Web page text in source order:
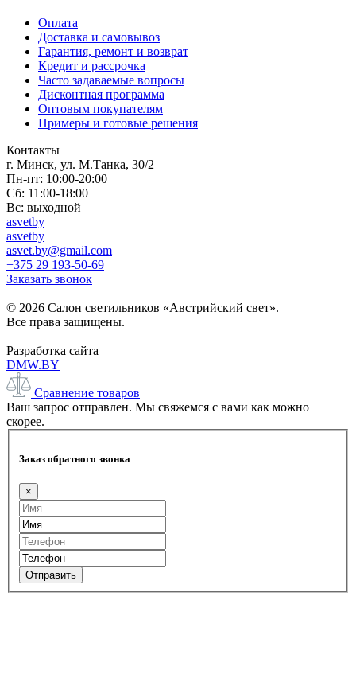
Оплата
Доставка и самовывоз
Гарантия, ремонт и возврат
Кредит и рассрочка
Часто задаваемые вопросы
Дисконтная программа
Оптовым покупателям
Примеры и готовые решения
Контакты
г. Минск, ул. М.Танка, 30/2
Пн-пт: 10:00-20:00
Сб: 11:00-18:00
Вс: выходной
asvetby
asvetby
asvet.by@gmail.com
+375 29 193-50-69
Заказать звонок
© 2026 Салон светильников «Австрийский свет».
Все права защищены.
Разработка сайта
DMW.BY
Сравнение товаров
Ваш запрос отправлен. Мы свяжемся с вами как можно
скорее.
Заказ обратного звонка
×
Отправить